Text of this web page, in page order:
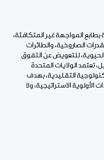
المواجهة غير المتكافئة،
الصاروخية، والطائرات
للتعويض عن التفوق
تعتمد الولايات المتحدة
التقليدية، بهدف
الأولوية الاستراتيجية، ولا